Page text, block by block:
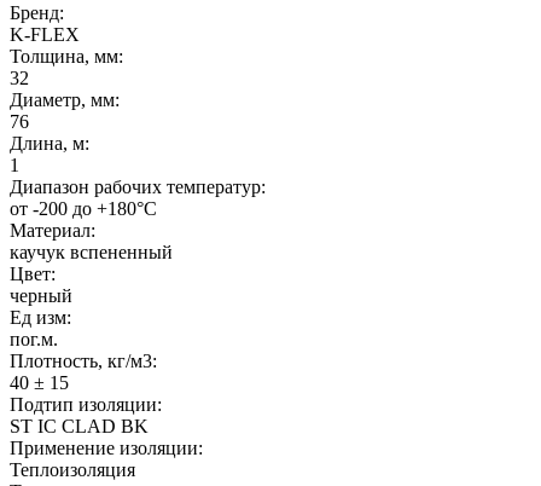
Бренд:
K-FLEX
Толщина, мм:
32
Диаметр, мм:
76
Длина, м:
1
Диапазон рабочих температур:
от -200 до +180°C
Материал:
каучук вспененный
Цвет:
черный
Ед изм:
пог.м.
Плотность, кг/м3:
40 ± 15
Подтип изоляции:
ST IC CLAD BK
Применение изоляции:
Теплоизоляция